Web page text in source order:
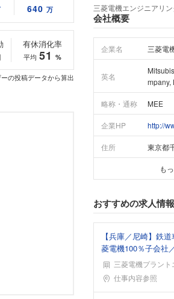
640 万
有休消化率
平均 51 %
の投稿データから算出
三菱電機エンジニアリ
会社概要
企業名 三菱電
英名
mpany,
略称・通称 MEE
企業HP http://
住所 東京都
も
おすすめの求人情報
【兵庫／尼崎】鉄
菱電機100％子会社
三菱電機プラントエンジ
勤務地仕事内容参照